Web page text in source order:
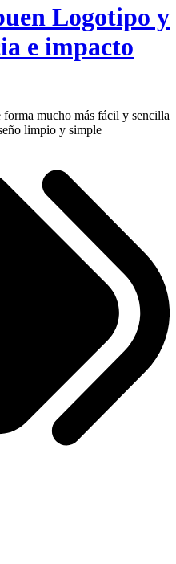
Logotipo y
e impacto
mucho más fácil y sencilla
limpio y simple